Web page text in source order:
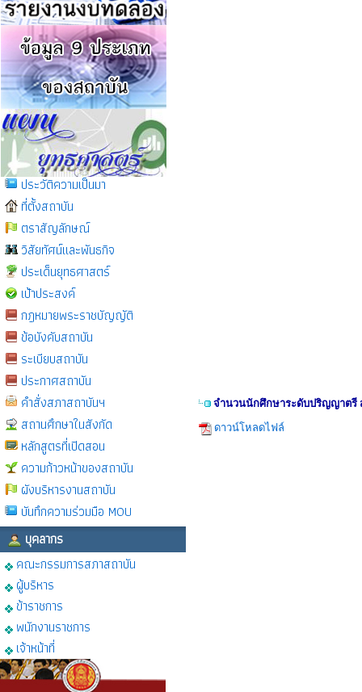
ประวัติความเป็นมา
ที่ตั้งสถาบัน
ตราสัญลักษณ์
วิสัยทัศน์และพันธกิจ
ประเด็นยุทธศาสตร์
เป้าประสงค์
กฎหมายพระราชบัญญัติ
ข้อบังคับสถาบัน
ระเบียบสถาบัน
ประกาศสถาบัน
คำสั่งสภาสถาบันฯ
สถานศึกษาในสังกัด
หลักสูตรที่เปิดสอน
ความก้าวหน้าของสถาบัน
ผังบริหารงานสถาบัน
บันทึกความร่วมมือ MOU
บุคลากร
คณะกรรมการสภาสถาบัน
ผู้บริหาร
ข้าราชการ
พนักงานราชการ
เจ้าหน้าที่
จำนวนนักศึกษาระดับปริญญาตรี
ดาวน์โหลดไฟล์